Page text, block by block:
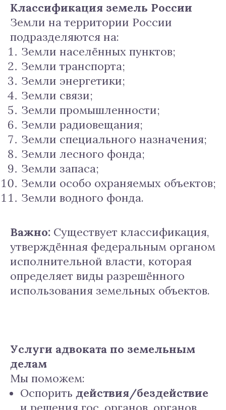
Классификация земель России
Земли на территории России
подразделяются на:
Земли населённых пунктов;
Земли транспорта;
Земли энергетики;
Земли связи;
Земли промышленности;
Земли радиовещания;
Земли специального назначения;
Земли лесного фонда;
Земли запаса;
Земли особо охраняемых объектов;
Земли водного фонда.
Важно: Существует классификация,
утверждённая федеральным органом
исполнительной власти, которая
определяет виды разрешённого
использования земельных объектов.
Услуги адвоката по земельным
делам
Мы поможем:
Оспорить действия/бездействие